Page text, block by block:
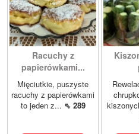
Racuchy z
papierówkami...
Mięciutkie, puszyste
racuchy z papierówkami
to jeden z... ⇖ 289